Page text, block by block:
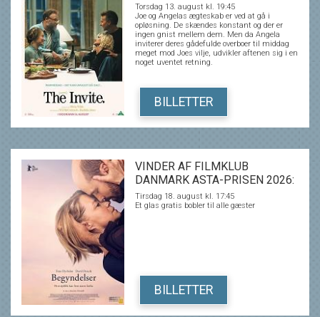
Torsdag 13. august kl. 19:45
Joe og Angelas ægteskab er ved at gå i
opløsning. De skændes konstant og der er
ingen gnist mellem dem. Men da Angela
inviterer deres gådefulde overboer til middag
meget mod Joes vilje, udvikler aftenen sig i en
noget uventet retning.
BILLETTER
VINDER AF FILMKLUB
DANMARK ASTA-PRISEN 2026:
BEGYNDELSER
Tirsdag 18. august kl. 17:45
Et glas gratis bobler til alle gæster
BILLETTER